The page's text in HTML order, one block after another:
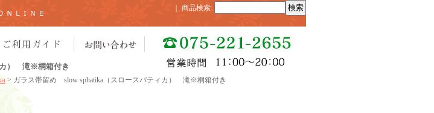
カ） 滝※桐箱付き
> ガラス帯留め slow sphatika（スロースパティカ） 滝※桐箱付き
商品検索: